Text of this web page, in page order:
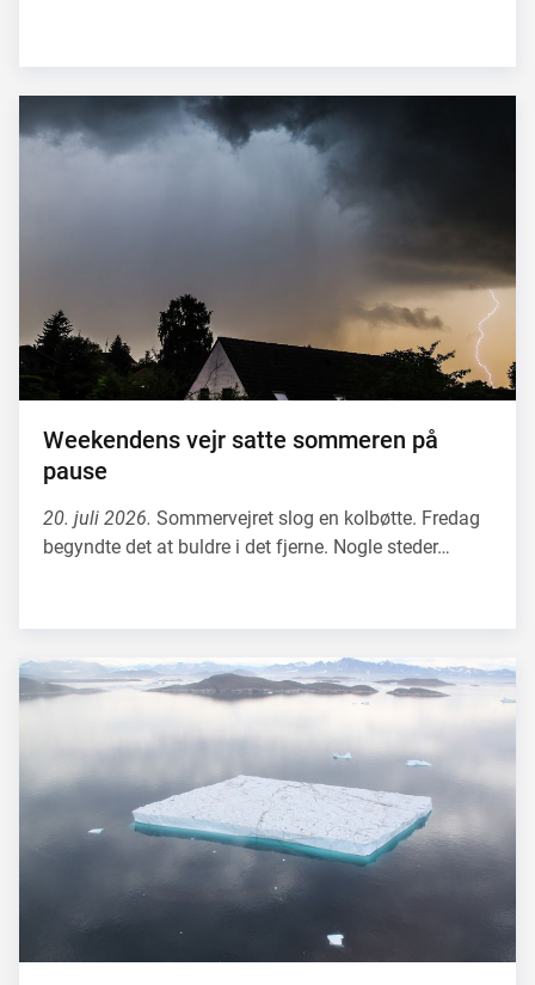
Weekendens vejr satte sommeren på
pause
20. juli 2026. Sommervejret slog en kolbøtte. Fredag
begyndte det at buldre i det fjerne. Nogle steder…